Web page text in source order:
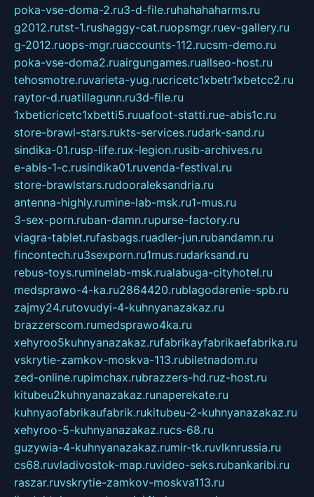
poka-vse-doma-2.ru3-d-file.ruhahahaharms.ru
g2012.rutst-1.rushaggy-cat.ruopsmgr.ruev-gallery.ru
g-2012.ruops-mgr.ruaccounts-112.rucsm-demo.ru
poka-vse-doma2.ruairgungames.ruallseo-host.ru
tehosmotre.ruvarieta-yug.rucricetc1xbetr1xbetcc2.ru
raytor-d.ruatillagunn.ru3d-file.ru
1xbeticricetc1xbetti5.ruuafoot-statti.rue-abis1c.ru
store-brawl-stars.rukts-services.rudark-sand.ru
sindika-01.rusp-life.rux-legion.rusib-archives.ru
e-abis-1-c.rusindika01.ruvenda-festival.ru
store-brawlstars.rudooraleksandria.ru
antenna-highly.rumine-lab-msk.ru1-mus.ru
3-sex-porn.ruban-damn.rupurse-factory.ru
viagra-tablet.rufasbags.ruadler-jun.rubandamn.ru
fincontech.ru3sexporn.ru1mus.rudarksand.ru
rebus-toys.ruminelab-msk.rualabuga-cityhotel.ru
medsprawo-4-ka.ru2864420.rublagodarenie-spb.ru
zajmy24.rutovudyi-4-kuhnyanazakaz.ru
brazzerscom.rumedsprawo4ka.ru
xehyroo5kuhnyanazakaz.rufabrikayfabrikaefabrika.ru
vskrytie-zamkov-moskva-113.rubiletnadom.ru
zed-online.rupimchax.rubrazzers-hd.ruz-host.ru
kitubeu2kuhnyanazakaz.runaperekate.ru
kuhnyaofabrikaufabrik.rukitubeu-2-kuhnyanazakaz.ru
xehyroo-5-kuhnyanazakaz.rucs-68.ru
guzywia-4-kuhnyanazakaz.rumir-tk.ruvlknrussia.ru
cs68.ruvladivostok-map.ruvideo-seks.rubankaribi.ru
raszar.ruvskrytie-zamkov-moskva113.ru